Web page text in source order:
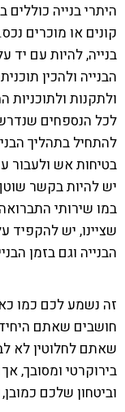
היתרי בנייה
קונים או מוכרים
בנייה, להיות עם יד
הבנייה ולהכין
ולתקנות
לכל הנספחים
להתחיל בתהליך
בטיחות אש ולעבור
יש להיות בקשר
במו שירותי
שציינו, יש להקפיד
הבנייה וגם בזמן
זה נשמע לכם כמו
חושבים שאתם
שאתם לחלוטין לא
בירוקרטי ומסובך,
וביטחון שלכם